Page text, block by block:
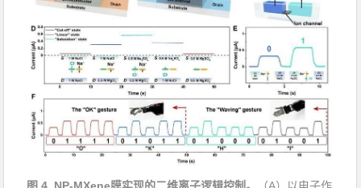
图 4. NP-MXene膜实现的二维离子逻辑控制。 （A）以电子作